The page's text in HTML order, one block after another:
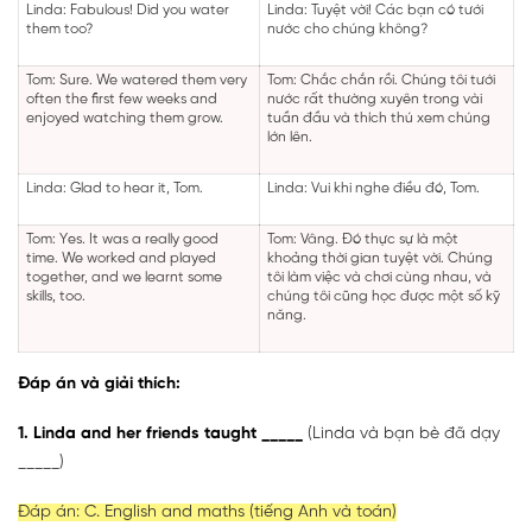
Linda: Fabulous! Did you water
them too?
Linda: Tuyệt vời! Các bạn có tưới
nước cho chúng không?
Tom: Sure. We watered them very
often the first few weeks and
enjoyed watching them grow.
Tom: Chắc chắn rồi. Chúng tôi tưới
nước rất thường xuyên trong vài
tuần đầu và thích thú xem chúng
lớn lên.
Linda: Glad to hear it, Tom. Linda: Vui khi nghe điều đó, Tom.
Tom: Yes. It was a really good
time. We worked and played
together, and we learnt some
skills, too.
Tom: Vâng. Đó thực sự là một
khoảng thời gian tuyệt vời. Chúng
tôi làm việc và chơi cùng nhau, và
chúng tôi cũng học được một số kỹ
năng.
Đáp án và giải thích:
1. Linda and her friends taught _____
(Linda và bạn bè đã dạy
_____)
Đáp án: C. English and maths (tiếng Anh và toán)